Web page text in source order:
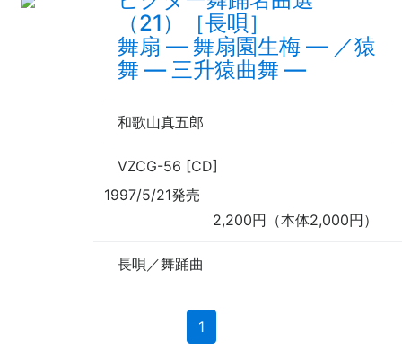
（21）［長唄］
舞扇 — 舞扇園生梅 — ／猿
舞 — 三升猿曲舞 —
和歌山真五郎
VZCG-56 [CD]
1997/5/21発売
2,200円（本体2,000円）
長唄／舞踊曲
1(current)